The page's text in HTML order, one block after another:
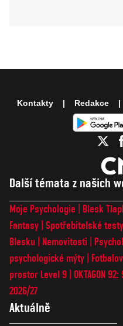
Další témata z našich
Moje Psychologie Blesk
Fantasy Spotřebitelské testy
Blesku
Nemovitosti
psychologické mýty
prostor Level 9 OKTAGON
2026/27
Aktuálně
Kontakty Redakce